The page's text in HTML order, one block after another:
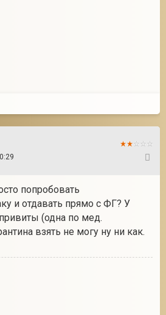
попробовать
и отдавать прямо с ФГ? У
(одна по мед.
взять не могу ну ни как.